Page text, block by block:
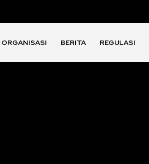
ORGANISASI BERITA REGULASI